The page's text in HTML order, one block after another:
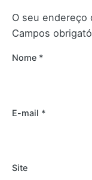
O seu endereço
Campos
Nome *
E-mail *
Site